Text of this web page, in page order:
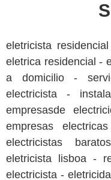
eletricista
eletrica residencial -
a domicilio -
electricista -
empresasde
empresas
electricistas
eletricista lisboa -
electricista -